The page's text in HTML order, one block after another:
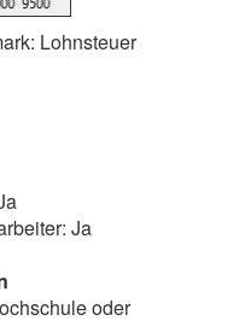
Lohnsteuer
Ja
oder